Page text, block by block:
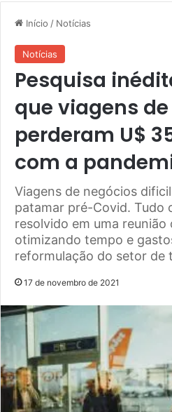
Início / Notícias
Notícias
Pesquisa
que viagens
perderam U$
com a
Viagens de negócios
patamar pré-Covid. Tudo
resolvido em uma
otimizando tempo e
reformulação do setor de
17 de novembro de 2021